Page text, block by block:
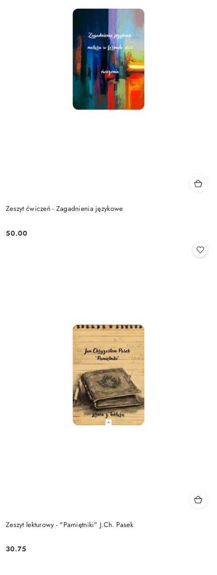
Zeszyt ćwiczeń - Zagadnienia językowe
Cena:
50.00
Zeszyt lekturowy - "Pamiętniki" J.Ch. Pasek
Cena:
30.75